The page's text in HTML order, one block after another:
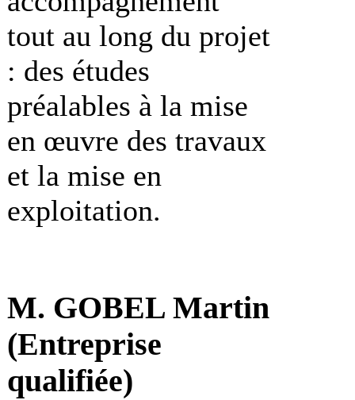
tout au long du projet
: des études
préalables à la mise
en œuvre des travaux
et la mise en
exploitation.
M. GOBEL Martin
(Entreprise
qualifiée)